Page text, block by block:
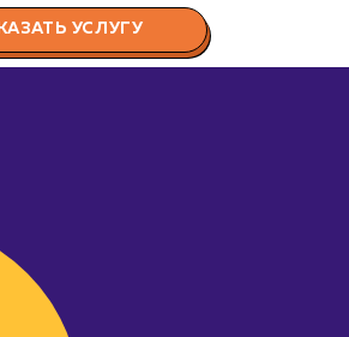
УСЛУГУ